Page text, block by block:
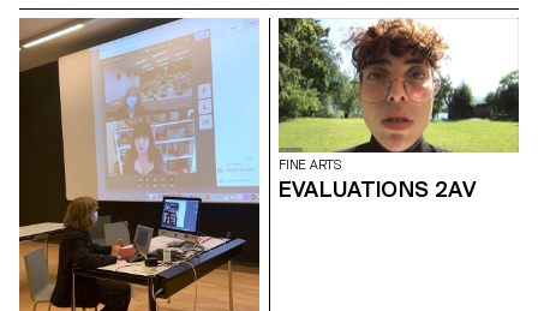
FINE ARTS
EVALUATIONS 2AV